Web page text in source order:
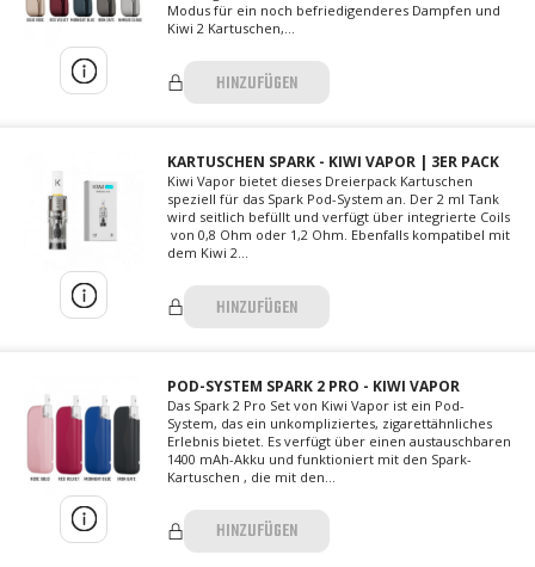
Modus für ein noch befriedigenderes Dampfen und
Kiwi 2 Kartuschen,...
HINZUFÜGEN
KARTUSCHEN SPARK - KIWI VAPOR | 3ER PACK
Kiwi Vapor bietet dieses Dreierpack Kartuschen
speziell für das Spark Pod-System an. Der 2 ml Tank
wird seitlich befüllt und verfügt über integrierte Coils
von 0,8 Ohm oder 1,2 Ohm. Ebenfalls kompatibel mit
dem Kiwi 2...
HINZUFÜGEN
POD-SYSTEM SPARK 2 PRO - KIWI VAPOR
Das Spark 2 Pro Set von Kiwi Vapor ist ein Pod-
System, das ein unkompliziertes, zigarettähnliches
Erlebnis bietet. Es verfügt über einen austauschbaren
1400 mAh-Akku und funktioniert mit den Spark-
Kartuschen , die mit den...
HINZUFÜGEN